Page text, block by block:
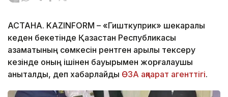
АСТАНА. KAZINFORM – «Гишткуприк» шекаралық
кеден бекетінде Қазақстан Республикасы
азаматының сөмкесін рентген арқылы тексеру
кезінде оның ішінен бауырымен жорғалаушы
анықталды, деп хабарлайды ӨЗА ақпарат агенттігі.